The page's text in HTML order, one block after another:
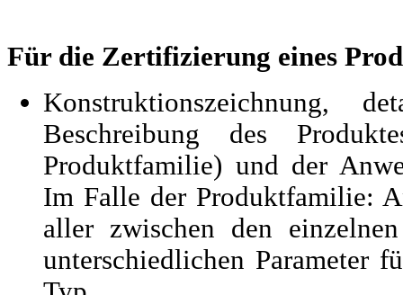
Für die Zertifizierung eines
Konstruktionszeichnung,
Beschreibung des
Produktfamilie) und der
Im Falle der Produktfamilie:
aller zwischen den
unterschiedlichen Parameter